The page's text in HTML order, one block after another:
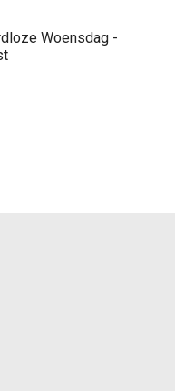
Woensdag -